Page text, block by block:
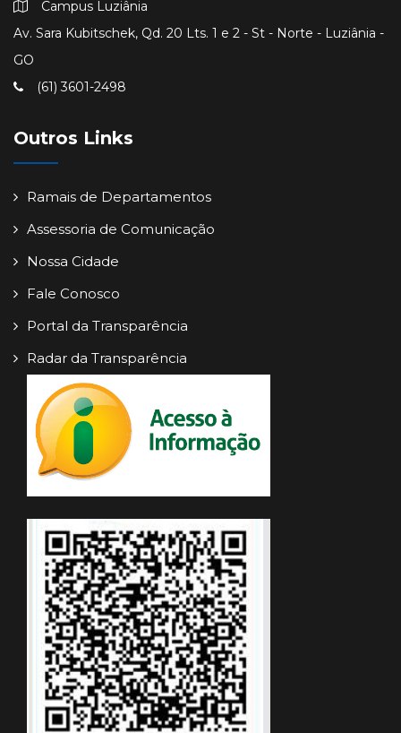
Campus Luziânia
Av. Sara Kubitschek, Qd. 20 Lts. 1 e 2 - St - Norte - Luziânia -
GO
(61) 3601-2498
Outros Links
Ramais de Departamentos
Assessoria de Comunicação
Nossa Cidade
Fale Conosco
Portal da Transparência
Radar da Transparência